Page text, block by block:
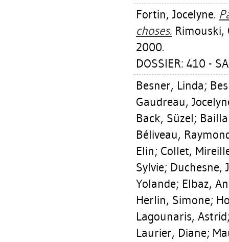
Fortin, Jocelyne.
choses. Rimouski,
2000.
DOSSIER: 410 -
Besner, Linda;
Gaudreau,
Back, Süzel;
Béliveau,
Elin; Collet,
Sylvie; Duchesne,
Yolande; Elbaz,
Herlin, Simone;
Lagounaris, Astrid
Laurier, Diane;